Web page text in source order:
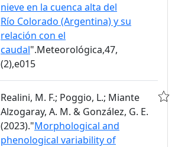
nieve en la cuenca alta del
Río Colorado (Argentina) y su
relación con el
caudal".Meteorológica,47,
(2),e015
Realini, M. F.; Poggio, L.; Miante
Alzogaray, A. M. & González, G. E.
(2023)."Morphological and
phenological variability of